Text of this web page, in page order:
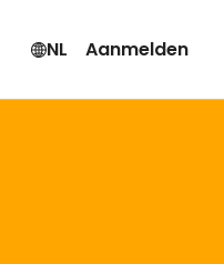
NL Aanmelden